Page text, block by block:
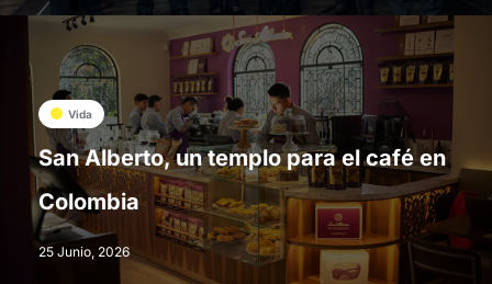
Vida
San Alberto, un templo para el café en
Colombia
25 Junio, 2026